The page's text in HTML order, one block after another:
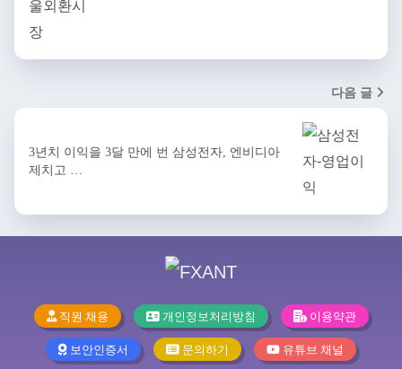
다음 글
3년치 이익을 3달 만에 번 삼성전자, 엔비디아
제치고 …
직원 채용 개인정보처리방침 이용약관
보안인증서 문의하기 유튜브 채널